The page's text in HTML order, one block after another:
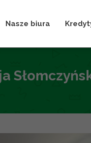
Nasze biura